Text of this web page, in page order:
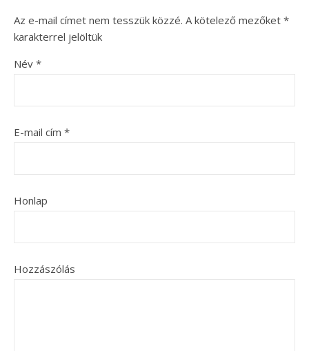
Az e-mail címet nem tesszük közzé. A kötelező mezőket *
karakterrel jelöltük
Név *
E-mail cím *
Honlap
Hozzászólás